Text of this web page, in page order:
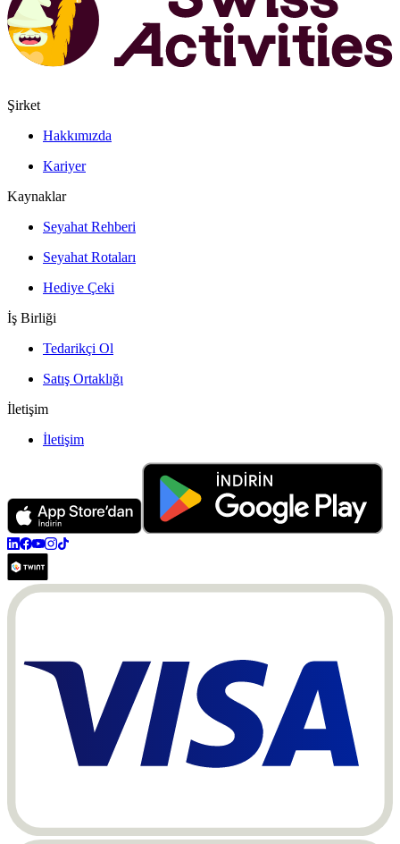
Şirket
Hakkımızda
Kariyer
Kaynaklar
Seyahat Rehberi
Seyahat Rotaları
Hediye Çeki
İş Birliği
Tedarikçi Ol
Satış Ortaklığı
İletişim
İletişim